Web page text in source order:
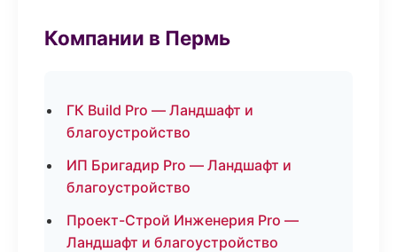
Компании в Пермь
ГК Build Pro — Ландшафт и
благоустройство
ИП Бригадир Pro — Ландшафт и
благоустройство
Проект-Строй Инженерия Pro —
Ландшафт и благоустройство